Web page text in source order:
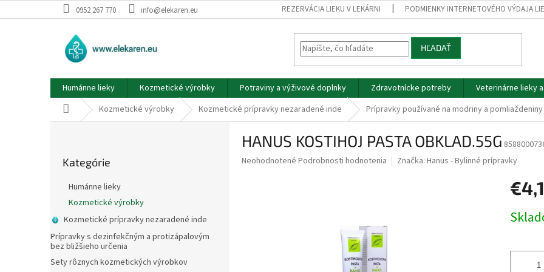
na
0952 267 770 info@elekaren.eu REZERVÁCIA LIEKU V LEKÁRNI PODMIENKY INTERNETOVÉHO VÝDAJA
HĽADAŤ
Humánne lieky Kozmetické výrobky Potraviny a výživové doplnky Zdravotnícke potreby Veterinárne lieky
DomovKozmetické výrobky Kozmetické prípravky nezaradené inde Prípravky používané na modriny a pomliaždeniny
n
e
l
kategórie
Kategórie
Humánne lieky
Kozmetické výrobky
Kozmetické prípravky nezaradené inde
Prípravky s dezinfekčným a protizápalovým
bez bližšieho určenia
Sety rôznych kozmetických výrobkov
HANUS KOSTIHOJ PASTA OBKLAD.55G
Priemerné
Neohodnotené Podrobnosti hodnotenia Značka: Hanus - Bylinné prípravky
cena: